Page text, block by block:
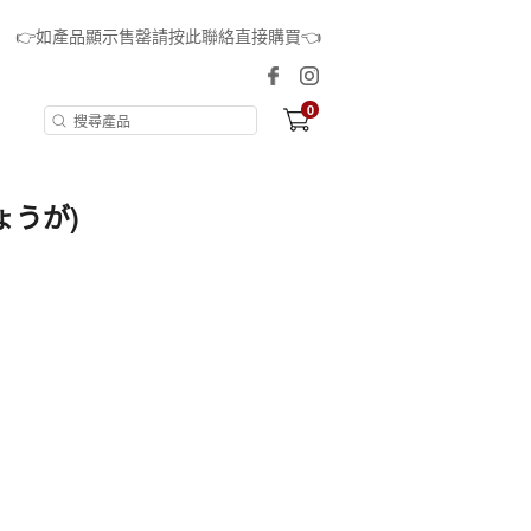
👉如產品顯示售罄請按此聯絡直接購買👈
0
うが)